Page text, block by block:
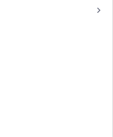
keyboard_arrow_right